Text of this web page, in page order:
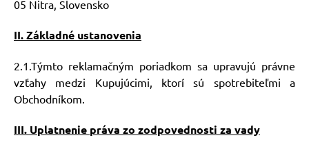
05 Nitra, Slovensko
II. Základné ustanovenia
2.1.Týmto reklamačným poriadkom sa upravujú právne
vzťahy medzi Kupujúcimi, ktorí sú spotrebiteľmi a
Obchodníkom.
III. Uplatnenie práva zo zodpovednosti za vady